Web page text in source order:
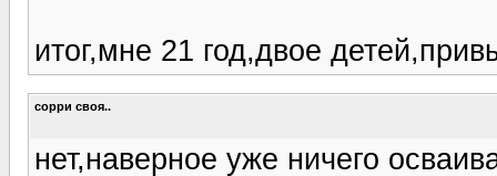
итог,мне 21 год,двое
сорри своя..
нет,наверное уже ничего